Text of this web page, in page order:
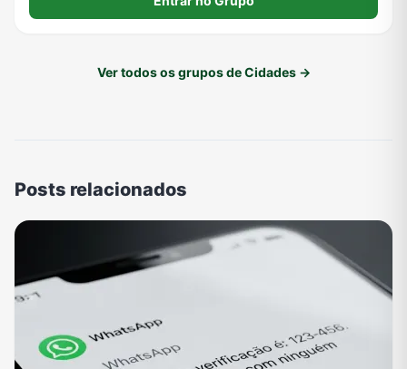
Ver todos os grupos de Cidades →
Posts relacionados